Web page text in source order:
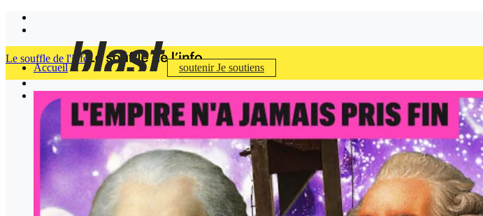
Accueil soutenirJe soutiens
Le souffle de l'info